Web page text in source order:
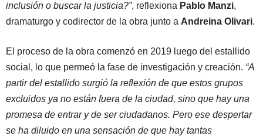
inclusión o buscar la justicia?”, reflexiona Pablo Manzi,
dramaturgo y codirector de la obra junto a Andreina Olivari.
El proceso de la obra comenzó en 2019 luego del estallido
social, lo que permeó la fase de investigación y creación. “A
partir del estallido surgió la reflexión de que estos grupos
excluidos ya no están fuera de la ciudad, sino que hay una
promesa de entrar y de ser ciudadanos. Pero ese despertar
se ha diluido en una sensación de que hay tantas